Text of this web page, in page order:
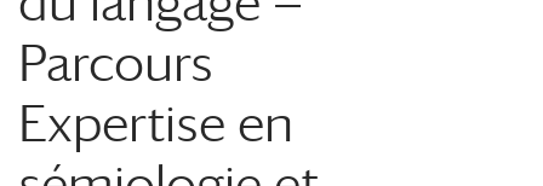
Parcours
Expertise en